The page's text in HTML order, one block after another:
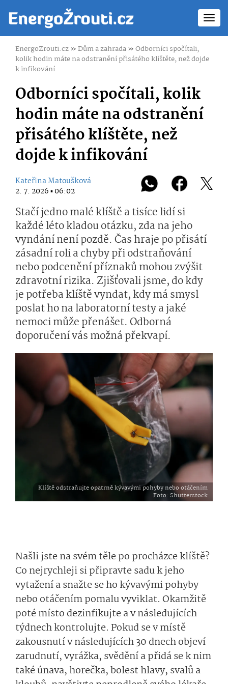
EnergoZrouti.cz»Dům a zahrada»Odborníci spočítali,
kolik hodin máte na odstranění přisátého klíštěte, než dojde
k infikování
Odborníci spočítali, kolik
hodin máte na odstranění
přisátého klíštěte, než
dojde k infikování
Kateřina Matoušková
2. 7. 2026 ▪ 06:02
Stačí jedno malé klíště a tisíce lidí si
každé léto kladou otázku, zda na jeho
vyndání není pozdě. Čas hraje po přisátí
zásadní roli a chyby při odstraňování
nebo podcenění příznaků mohou zvýšit
zdravotní rizika. Zjišťovali jsme, do kdy
je potřeba klíště vyndat, kdy má smysl
poslat ho na laboratorní testy a jaké
nemoci může přenášet. Odborná
doporučení vás možná překvapí.
Klíště odstraňujte opatrně kývavými pohyby nebo otáčením
Foto: Shutterstock
Našli jste na svém těle po procházce klíště?
Co nejrychleji si připravte sadu k jeho
vytažení a snažte se ho kývavými pohyby
nebo otáčením pomalu vyviklat. Okamžitě
poté místo dezinfikujte a v následujících
týdnech kontrolujte. Pokud se v místě
zakousnutí v následujících 30 dnech objeví
zarudnutí, vyrážka, svědění a přidá se k nim
také únava, horečka, bolest hlavy, svalů a